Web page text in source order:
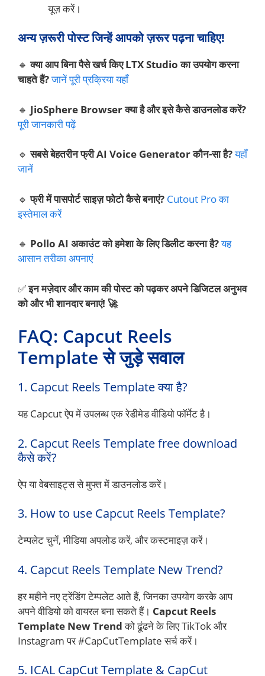
यूज़ करें।
अन्य ज़रूरी पोस्ट जिन्हें आपको ज़रूर पढ़ना चाहिए!
🔹क्या आप बिना पैसे खर्च किए LTX Studio का उपयोग करना
चाहते हैं?जानें पूरी प्रक्रिया यहाँ
🔹 JioSphere Browser क्या है और इसे कैसे डाउनलोड करें?
पूरी जानकारी पढ़ें
🔹सबसे बेहतरीन फ्री AI Voice Generator कौन-सा है?यहाँ
जानें
🔹फ्री में पासपोर्ट साइज़ फोटो कैसे बनाएं? Cutout Pro का
इस्तेमाल करें
🔹 Pollo AI अकाउंट को हमेशा के लिए डिलीट करना है?यह
आसान तरीका अपनाएं
✅इन मज़ेदार और काम की पोस्ट को पढ़कर अपने डिजिटल अनुभव
को और भी शानदार बनाएं! 🚀
FAQ: Capcut Reels
Template से जुड़े सवाल
1. Capcut Reels Template क्या है?
यह Capcut ऐप में उपलब्ध एक रेडीमेड वीडियो फॉर्मेट है।
2. Capcut Reels Template free download
कैसे करें?
ऐप या वेबसाइट्स से मुफ्त में डाउनलोड करें।
3. How to use Capcut Reels Template?
टेम्पलेट चुनें, मीडिया अपलोड करें, और कस्टमाइज़ करें।
4. Capcut Reels Template New Trend?
हर महीने नए ट्रेंडिंग टेम्पलेट आते हैं, जिनका उपयोग करके आप
अपने वीडियो को वायरल बना सकते हैं। Capcut Reels
Template New Trendको ढूंढने के लिए TikTok और
Instagram पर #CapCutTemplate सर्च करें।
5. ICAL CapCut Template & CapCut